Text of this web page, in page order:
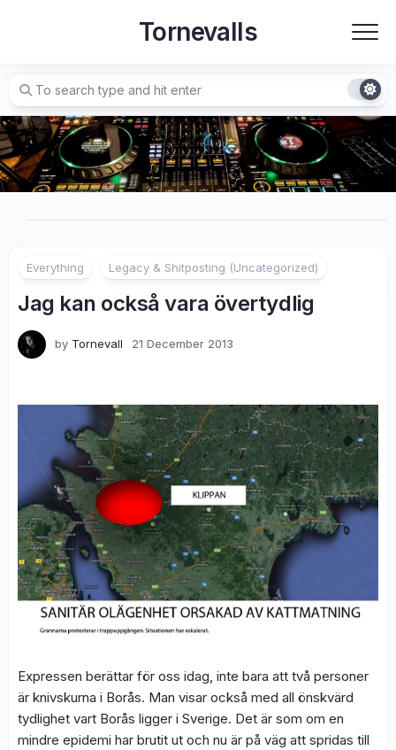
Tornevalls
Everything Legacy & Shitposting (Uncategorized)
Jag kan också vara övertydlig
by Tornevall 21 December 2013
Expressen berättar för oss idag, inte bara att två personer
är knivskurna i Borås. Man visar också med all önskvärd
tydlighet vart Borås ligger i Sverige. Det är som om en
mindre epidemi har brutit ut och nu är på väg att spridas till